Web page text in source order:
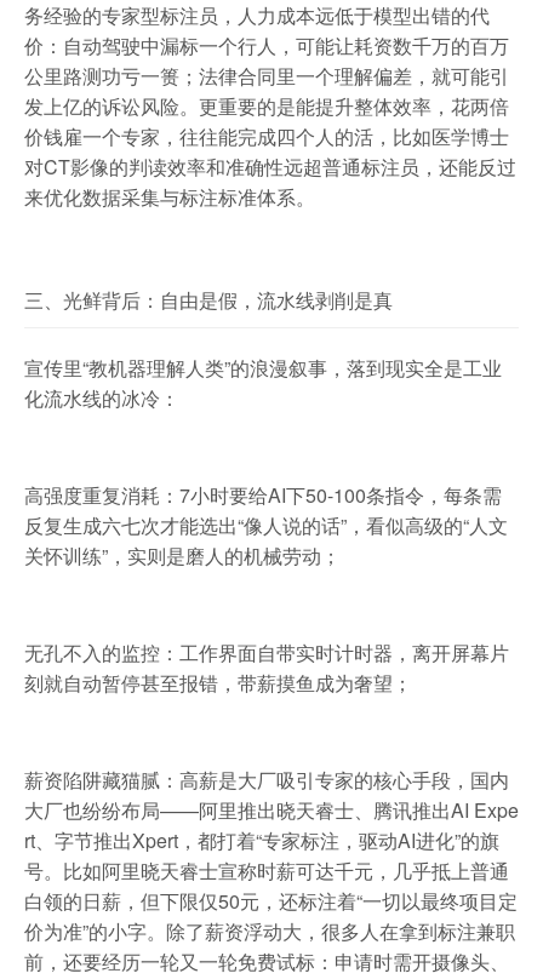
务经验的专家型标注员，人力成本远低于模型出错的代
价：自动驾驶中漏标一个行人，可能让耗资数千万的百万
公里路测功亏一篑；法律合同里一个理解偏差，就可能引
发上亿的诉讼风险。更重要的是能提升整体效率，花两倍
价钱雇一个专家，往往能完成四个人的活，比如医学博士
对CT影像的判读效率和准确性远超普通标注员，还能反过
来优化数据采集与标注标准体系。
三、光鲜背后：自由是假，流水线剥削是真
宣传里“教机器理解人类”的浪漫叙事，落到现实全是工业
化流水线的冰冷：
高强度重复消耗：7小时要给AI下50-100条指令，每条需
反复生成六七次才能选出“像人说的话”，看似高级的“人文
关怀训练”，实则是磨人的机械劳动；
无孔不入的监控：工作界面自带实时计时器，离开屏幕片
刻就自动暂停甚至报错，带薪摸鱼成为奢望；
薪资陷阱藏猫腻：高薪是大厂吸引专家的核心手段，国内
大厂也纷纷布局——阿里推出晓天睿士、腾讯推出AI Expe
rt、字节推出Xpert，都打着“专家标注，驱动AI进化”的旗
号。比如阿里晓天睿士宣称时薪可达千元，几乎抵上普通
白领的日薪，但下限仅50元，还标注着“一切以最终项目定
价为准”的小字。除了薪资浮动大，很多人在拿到标注兼职
前，还要经历一轮又一轮免费试标：申请时需开摄像头、